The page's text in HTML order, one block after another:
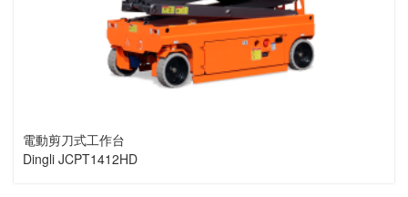
電動剪刀式工作台
Dingli JCPT1412HD